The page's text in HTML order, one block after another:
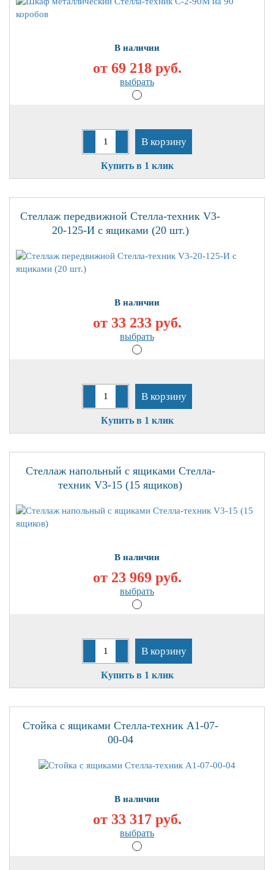
В наличии
от 69 218руб.
выбрать
В корзину
Купить в 1 клик
Стеллаж передвижной Стелла-техник V3-
20-125-И с ящиками (20 шт.)
В наличии
от 33 233руб.
выбрать
В корзину
Купить в 1 клик
Стеллаж напольный с ящиками Стелла-
техник V3-15 (15 ящиков)
В наличии
от 23 969руб.
выбрать
В корзину
Купить в 1 клик
Стойка с ящиками Стелла-техник А1-07-
00-04
В наличии
от 33 317руб.
выбрать